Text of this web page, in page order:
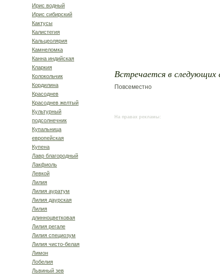
Ирис водный
Ирис сибирский
Кактусы
Калистегия
Кальцеолярия
Камнеломка
Канна индийская
Кларкия
Колокольчик
Кордилина
Красоднев
Красоднев желтый
Культурный
подсолнечник
Купальница
европейская
Купена
Лавр благородный
Лакфиоль
Левкой
Лилия
Лилия ауратум
Лилия даурская
Лилия
длинноцветковая
Лилия регале
Лилия специозум
Лилия чисто-белая
Лимон
Лобелия
Львиный зев
Встречается в следующих
Повсеместно
На правах рекламы: